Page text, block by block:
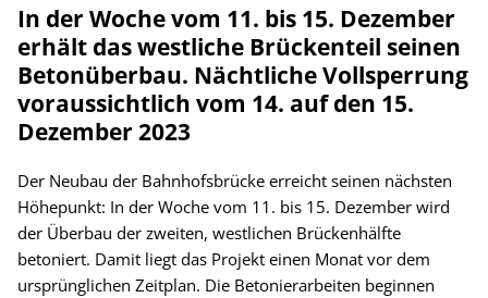
In der Woche vom 11. bis 15. Dezember
erhält das westliche Brückenteil seinen
Betonüberbau. Nächtliche Vollsperrung
voraussichtlich vom 14. auf den 15.
Dezember 2023
Der Neubau der Bahnhofsbrücke erreicht seinen nächsten
Höhepunkt: In der Woche vom 11. bis 15. Dezember wird
der Überbau der zweiten, westlichen Brückenhälfte
betoniert. Damit liegt das Projekt einen Monat vor dem
ursprünglichen Zeitplan. Die Betonierarbeiten beginnen